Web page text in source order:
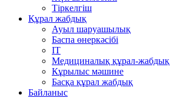
Тіркелгіш
Құрал жабдық
Ауыл шаруашылық
Баспа өнеркәсібі
IT
Медициналық құрал-жабдық
Кұрылыс мәшине
Басқа құрал жабдық
Байланыс